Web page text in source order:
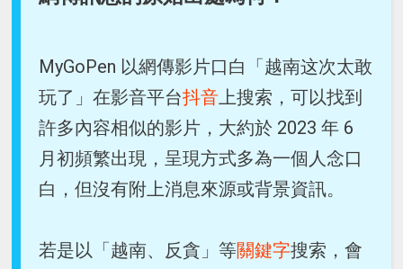
MyGoPen 以網傳影片口白「越南这次太敢
玩了」在影音平台抖音上搜索，可以找到
許多內容相似的影片，大約於 2023 年 6
月初頻繁出現，呈現方式多為一個人念口
白，但沒有附上消息來源或背景資訊。
若是以「越南、反貪」等關鍵字搜索，會